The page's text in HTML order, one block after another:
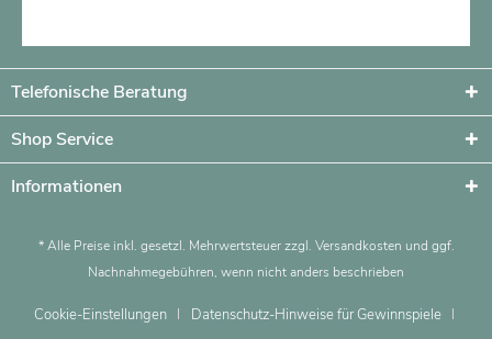
Telefonische Beratung
Shop Service
Informationen
* Alle Preise inkl. gesetzl. Mehrwertsteuer zzgl. Versandkosten und ggf.
Nachnahmegebühren, wenn nicht anders beschrieben
Cookie-Einstellungen Datenschutz-Hinweise für Gewinnspiele